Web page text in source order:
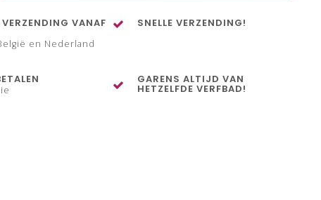
VANAF
en Nederland
SNELLE VERZENDING!
GARENS ALTIJD VAN
HETZELFDE VERFBAD!